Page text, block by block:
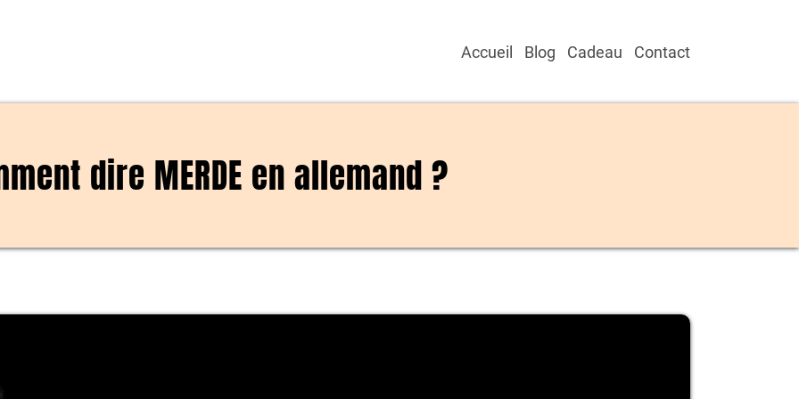
Accueil Blog Cadeau Contact
dire MERDE en allemand ?